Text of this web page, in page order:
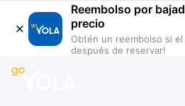
Reembolso por
precio
Obtén un reembolso si
después de reservar!